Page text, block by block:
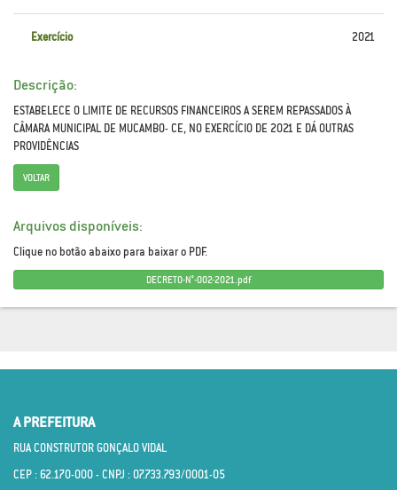
Exercício 2021
Descrição:
ESTABELECE O LIMITE DE RECURSOS FINANCEIROS A SEREM REPASSADOS À
CÂMARA MUNICIPAL DE MUCAMBO- CE, NO EXERCÍCIO DE 2021 E DÁ OUTRAS
PROVIDÊNCIAS
VOLTAR
Arquivos disponíveis:
Clique no botão abaixo para baixar o PDF.
DECRETO-N°-002-2021.pdf
A PREFEITURA
RUA CONSTRUTOR GONÇALO VIDAL
CEP : 62.170­-000 - CNPJ : 07.733.793/0001­-05